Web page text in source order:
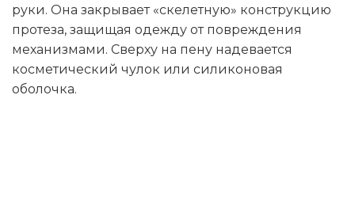
руки. Она закрывает «скелетную» конструкцию
протеза, защищая одежду от повреждения
механизмами. Сверху на пену надевается
косметический чулок или силиконовая
оболочка.